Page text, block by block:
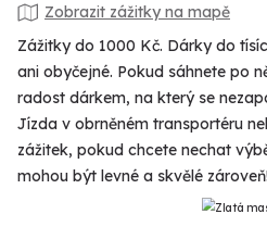
Zobrazit zážitky na mapě
Zážitky do 1000 Kč. Dárky do
ani obyčejné. Pokud sáhnete po
radost dárkem, na který se
Jízda v obrněném transportéru
zážitek, pokud chcete nechat
mohou být levné a skvělé